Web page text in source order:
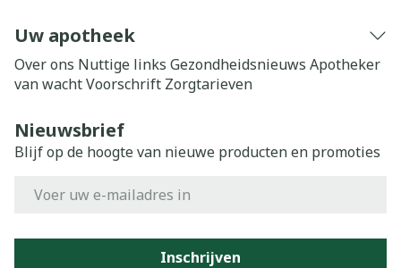
Uw apotheek
Over ons Nuttige links Gezondheidsnieuws Apotheker
van wachtVoorschrift Zorgtarieven
Nieuwsbrief
Blijf op de hoogte van nieuwe producten en promoties
Inschrijven